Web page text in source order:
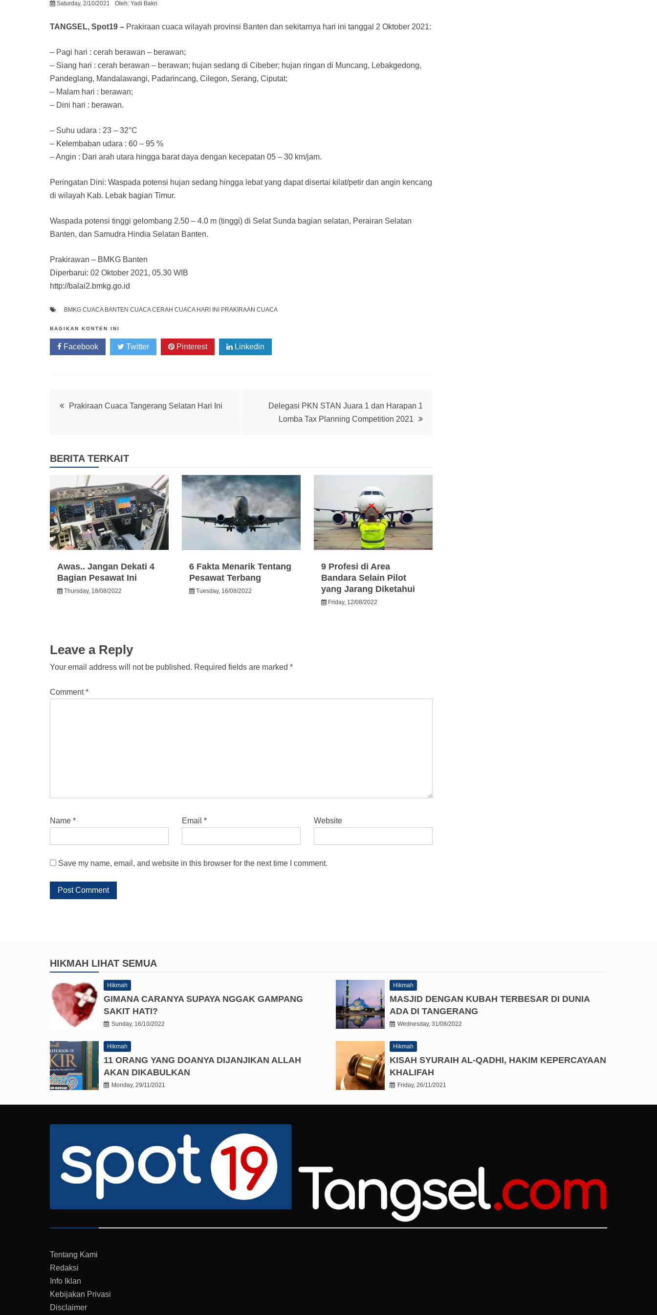
Saturday, 2/10/2021 Oleh: Yadi Bakri
TANGSEL, Spot19 – Prakiraan cuaca wilayah provinsi Banten dan sekitarnya hari ini tanggal 2 Oktober 2021:
– Pagi hari : cerah berawan – berawan;
– Siang hari : cerah berawan – berawan; hujan sedang di Cibeber; hujan ringan di Muncang, Lebakgedong,
Pandeglang, Mandalawangi, Padarincang, Cilegon, Serang, Ciputat;
– Malam hari : berawan;
– Dini hari : berawan.
– Suhu udara : 23 – 32°C
– Kelembaban udara : 60 – 95 %
– Angin : Dari arah utara hingga barat daya dengan kecepatan 05 – 30 km/jam.
Peringatan Dini: Waspada potensi hujan sedang hingga lebat yang dapat disertai kilat/petir dan angin kencang
di wilayah Kab. Lebak bagian Timur.
Waspada potensi tinggi gelombang 2.50 – 4.0 m (tinggi) di Selat Sunda bagian selatan, Perairan Selatan
Banten, dan Samudra Hindia Selatan Banten.
Prakirawan – BMKG Banten
Diperbarui: 02 Oktober 2021, 05.30 WIB
http://balai2.bmkg.go.id
BMKG CUACA BANTEN CUACA CERAH CUACA HARI INI PRAKIRAAN CUACA
BAGIKAN KONTEN INI
Facebook Twitter Pinterest Linkedin
PostPrakiraan Cuaca Tangerang Selatan Hari Ini
Delegasi PKN STAN Juara 1 dan Harapan 1
Lomba Tax Planning Competition 2021
BERITA TERKAIT
Awas.. Jangan Dekati 4
Bagian Pesawat Ini
Thursday, 18/08/2022
6 Fakta Menarik Tentang
Pesawat Terbang
Tuesday, 16/08/2022
9 Profesi di Area
Bandara Selain Pilot
yang Jarang Diketahui
Friday, 12/08/2022
Leave a Reply
Your email address will not be published. Required fields are marked *
Comment*
Name * Email* Website
Save my name, email, and website in this browser for the next time I comment.
HIKMAH LIHAT SEMUA
Hikmah
GIMANA CARANYA SUPAYA NGGAK GAMPANG
SAKIT HATI?
Sunday, 16/10/2022
Hikmah
MASJID DENGAN KUBAH TERBESAR DI DUNIA
ADA DI TANGERANG
Wednesday, 31/08/2022
Hikmah
11 ORANG YANG DOANYA DIJANJIKAN ALLAH
AKAN DIKABULKAN
Monday, 29/11/2021
Hikmah
KISAH SYURAIH AL-QADHI, HAKIM KEPERCAYAAN
KHALIFAH
Friday, 26/11/2021
Tentang Kami
Redaksi
Info Iklan
Kebijakan Privasi
Disclaimer